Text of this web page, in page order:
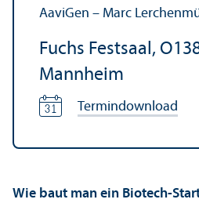
AaviGen – Marc
Fuchs Festsaal,
Mannheim
Termindownload
Wie baut man ein Biotech-